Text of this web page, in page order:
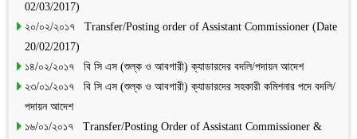
02/03/2017)
২০/০২/২০১৭ Transfer/Posting order of Assistant Commissioner (Date
20/02/2017)
১৪/০২/২০১৭ বি সি এস (শুল্ক ও আবগারী) ক্যাডারদের বদলি/পদায়ন আদেশ
২৩/০১/২০১৭ বি সি এস (শুল্ক ও আবগারী) ক্যাডারদের সহকারী কমিশনার পদে বদলি/
পদায়ন আদেশ
১৬/০১/২০১৭ Transfer/Posting Order of Assistant Commissioner &